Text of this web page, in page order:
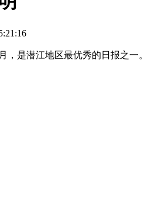
，是潜江地区最优秀的日报之一。